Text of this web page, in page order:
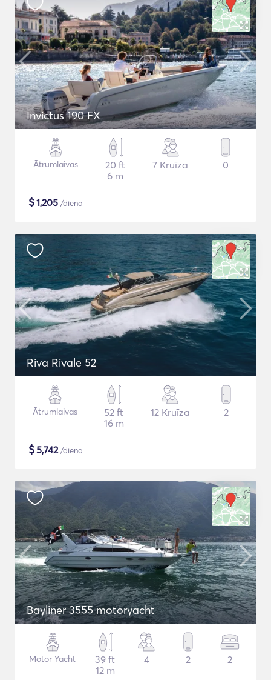
Invictus 190 FX
Ātrumlaivas
20 ft
6 m
7 Kruīza 0
$1,205 /diena
Riva Rivale 52
Ātrumlaivas
52 ft
16 m
12 Kruīza 2
$5,742/diena
Bayliner 3555 motoryacht
Motor Yacht
39 ft
12 m
4 2 2